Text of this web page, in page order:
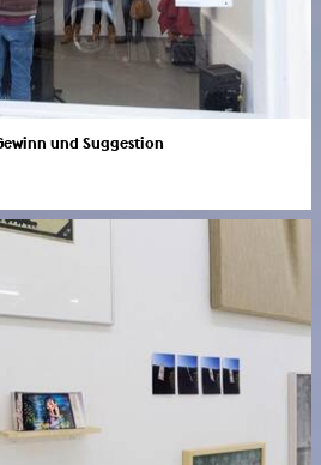
und Suggestion